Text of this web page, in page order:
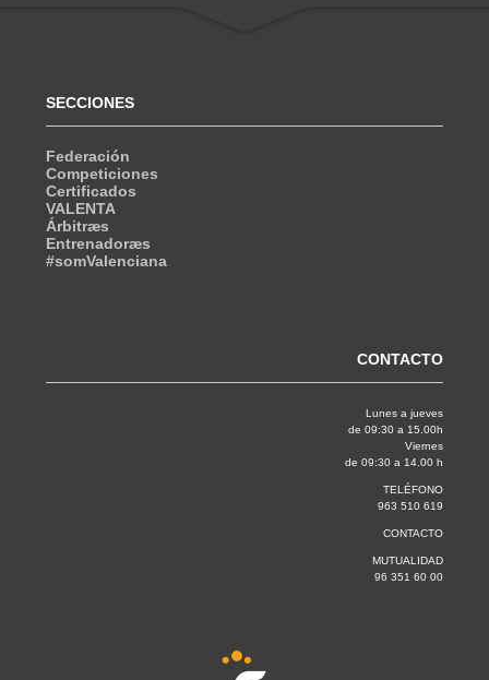
SECCIONES
Federación
Competiciones
Certificados
VALENTA
Árbitræs
Entrenadoræs
#somValenciana
CONTACTO
Lunes a jueves
de 09:30 a 15.00h
Viernes
de 09:30 a 14.00 h
TELÉFONO
963 510 619
CONTACTO
MUTUALIDAD
96 351 60 00